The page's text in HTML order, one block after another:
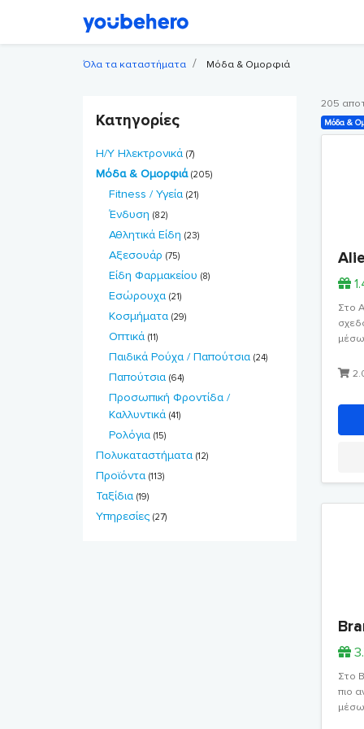
Όλα τα καταστήματα Μόδα & Ομορφιά
Κατηγορίες
Η/Υ Ηλεκτρονικά (7)
Μόδα & Ομορφιά (205)
Fitness / Υγεία (21)
Ένδυση (82)
Αθλητικά Είδη (23)
Αξεσουάρ (75)
Είδη Φαρμακείου (8)
Εσώρουχα (21)
Κοσμήματα (29)
Οπτικά (11)
Παιδικά Ρούχα / Παπούτσια (24)
Παπούτσια (64)
Προσωπική Φροντίδα /
Καλλυντικά (41)
Ρολόγια (15)
Πολυκαταστήματα (12)
Προϊόντα (113)
Ταξίδια (19)
Υπηρεσίες (27)
205
Μόδα &
Στο
μέσω
Στο
πιο
μέσω